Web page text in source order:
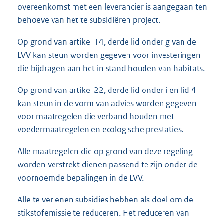
overeenkomst met een leverancier is aangegaan ten
behoeve van het te subsidiëren project.
Op grond van artikel 14, derde lid onder g van de
LVV kan steun worden gegeven voor investeringen
die bijdragen aan het in stand houden van habitats.
Op grond van artikel 22, derde lid onder i en lid 4
kan steun in de vorm van advies worden gegeven
voor maatregelen die verband houden met
voedermaatregelen en ecologische prestaties.
Alle maatregelen die op grond van deze regeling
worden verstrekt dienen passend te zijn onder de
voornoemde bepalingen in de LVV.
Alle te verlenen subsidies hebben als doel om de
stikstofemissie te reduceren. Het reduceren van